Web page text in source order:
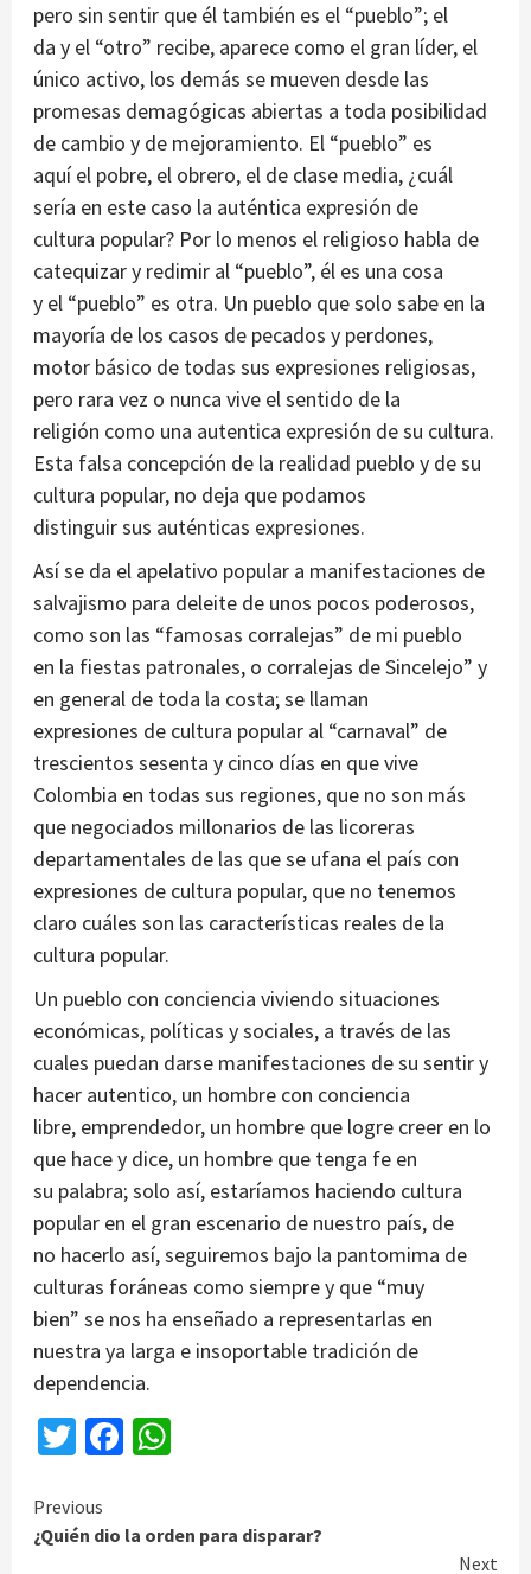
pero sin sentir que él también es el “pueblo”; el
da y el “otro” recibe, aparece como el gran líder, el
único activo, los demás se mueven desde las
promesas demagógicas abiertas a toda posibilidad
de cambio y de mejoramiento. El “pueblo” es
aquí el pobre, el obrero, el de clase media, ¿cuál
sería en este caso la auténtica expresión de
cultura popular? Por lo menos el religioso habla de
catequizar y redimir al “pueblo”, él es una cosa
y el “pueblo” es otra. Un pueblo que solo sabe en la
mayoría de los casos de pecados y perdones,
motor básico de todas sus expresiones religiosas,
pero rara vez o nunca vive el sentido de la
religión como una autentica expresión de su cultura.
Esta falsa concepción de la realidad pueblo y de su
cultura popular, no deja que podamos
distinguir sus auténticas expresiones.
Así se da el apelativo popular a manifestaciones de
salvajismo para deleite de unos pocos poderosos,
como son las “famosas corralejas” de mi pueblo
en la fiestas patronales, o corralejas de Sincelejo” y
en general de toda la costa; se llaman
expresiones de cultura popular al “carnaval” de
trescientos sesenta y cinco días en que vive
Colombia en todas sus regiones, que no son más
que negociados millonarios de las licoreras
departamentales de las que se ufana el país con
expresiones de cultura popular, que no tenemos
claro cuáles son las características reales de la
cultura popular.
Un pueblo con conciencia viviendo situaciones
económicas, políticas y sociales, a través de las
cuales puedan darse manifestaciones de su sentir y
hacer autentico, un hombre con conciencia
libre, emprendedor, un hombre que logre creer en lo
que hace y dice, un hombre que tenga fe en
su palabra; solo así, estaríamos haciendo cultura
popular en el gran escenario de nuestro país, de
no hacerlo así, seguiremos bajo la pantomima de
culturas foráneas como siempre y que “muy
bien” se nos ha enseñado a representarlas en
nuestra ya larga e insoportable tradición de
dependencia.
TwitterFacebook
Continue
Reading
Previous
¿Quién dio la orden para disparar?
Next